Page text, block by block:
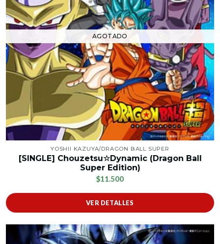
AGOTADO
YOSHII KAZUYA/DRAGON BALL SUPER
[SINGLE] Chouzetsu☆Dynamic (Dragon Ball
Super Edition)
$11.500
VER DETALLES